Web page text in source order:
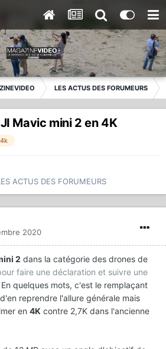
LES ACTUS DES FORUMEURS
Mavic mini 2 en 4K
4k
ACTUS DES FORUMEURS
2020
2 dans la catégorie des drones de
faire une déclaration et suivre une
En quelques mots, c'est le remplaçant
reprendre l'allure générale mais
en 4K contre 2,7K dans l'ancienne